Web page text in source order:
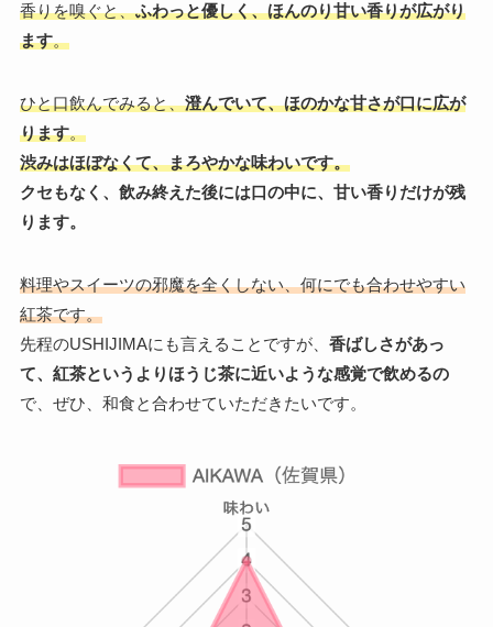
香りを嗅ぐと、ふわっと優しく、ほんのり甘い香りが広がり
ます。
ひと口飲んでみると、澄んでいて、ほのかな甘さが口に広が
ります。
渋みはほぼなくて、まろやかな味わいです。
クセもなく、飲み終えた後には口の中に、甘い香りだけが残
ります。
料理やスイーツの邪魔を全くしない、何にでも合わせやすい
紅茶です。
先程のUSHIJIMAにも言えることですが、 香ばしさがあっ
て、紅茶というよりほうじ茶に近いような感覚で飲めるの
で、ぜひ、和食と合わせていただきたいです。